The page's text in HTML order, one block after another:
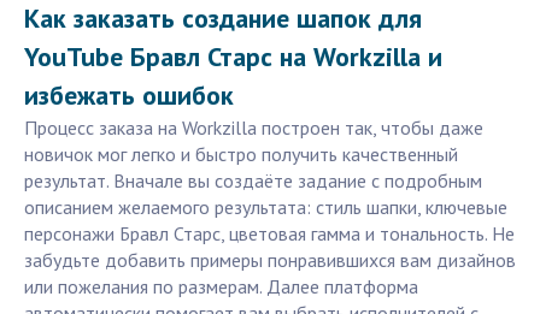
Как заказать создание шапок для
YouTube Бравл Старс на Workzilla и
избежать ошибок
Процесс заказа на Workzilla построен так, чтобы даже
новичок мог легко и быстро получить качественный
результат. Вначале вы создаёте задание с подробным
описанием желаемого результата: стиль шапки, ключевые
персонажи Бравл Старс, цветовая гамма и тональность. Не
забудьте добавить примеры понравившихся вам дизайнов
или пожелания по размерам. Далее платформа